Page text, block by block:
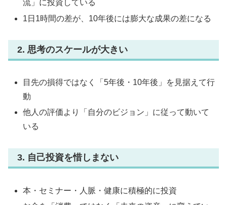
流」に投資している
1日1時間の差が、10年後には膨大な成果の差になる
2. 思考のスケールが大きい
目先の損得ではなく「5年後・10年後」を見据えて行
動
他人の評価より「自分のビジョン」に従って動いて
いる
3. 自己投資を惜しまない
本・セミナー・人脈・健康に積極的に投資